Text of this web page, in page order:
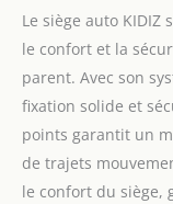
Le siège auto
le confort et la
parent. Avec son
fixation solide et
points garantit un
de trajets
le confort du siège,